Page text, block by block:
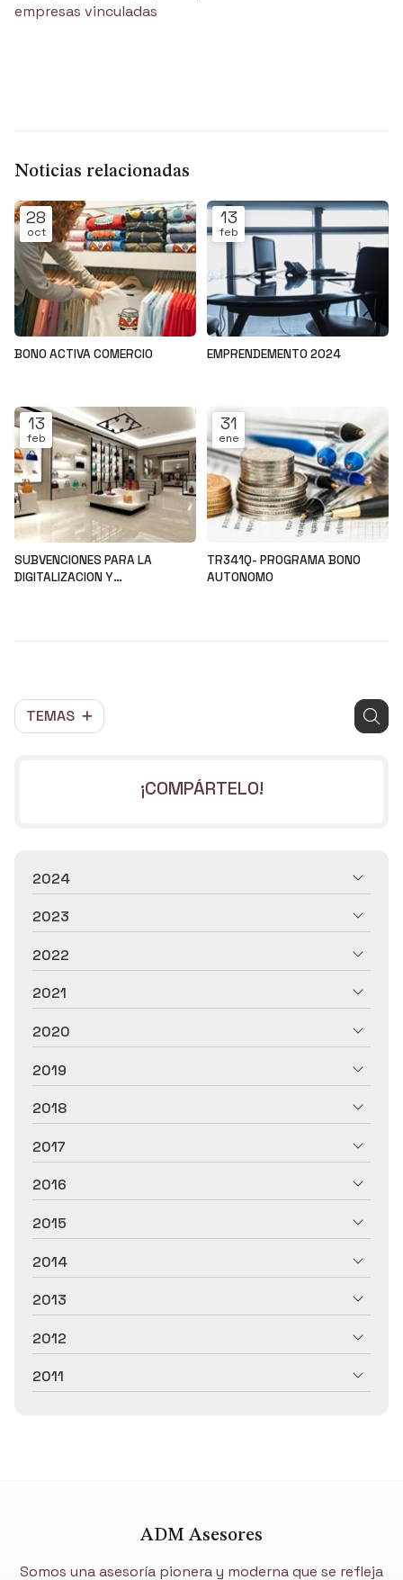
TEMAS
empresas vinculadas
Noticias relacionadas
28
oct
BONO ACTIVA COMERCIO
13
feb
EMPRENDEMENTO 2024
13
feb
SUBVENCIONES PARA LA
DIGITALIZACION Y
31
ene
TR341Q- PROGRAMA BONO
AUTONOMO
¡COMPÁRTELO!
2024
2023
2022
2021
2020
2019
2018
2017
2016
2015
2014
2013
2012
2011
ADM Asesores
Somos una asesoría pionera y moderna que se refleja